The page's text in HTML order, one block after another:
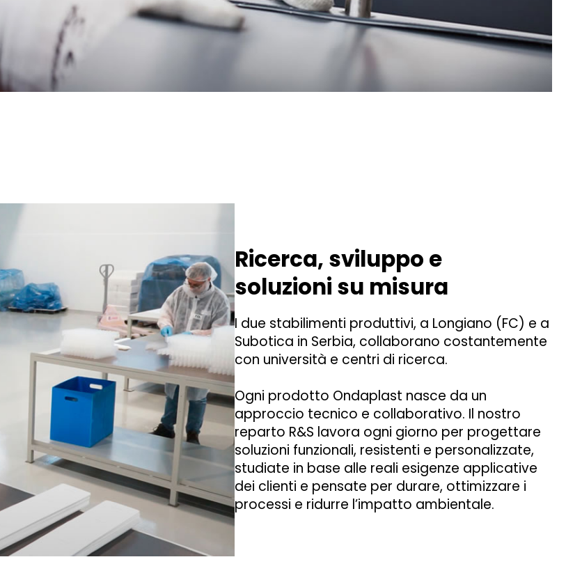
Ricerca, sviluppo e
soluzioni su misura
I due stabilimenti produttivi, a Longiano (FC) e a
Subotica in Serbia, collaborano costantemente
con università e centri di ricerca.
Ogni prodotto Ondaplast nasce da un
approccio tecnico e collaborativo. Il nostro
reparto R&S lavora ogni giorno per progettare
soluzioni funzionali, resistenti e personalizzate,
studiate in base alle reali esigenze applicative
dei clienti e pensate per durare, ottimizzare i
processi e ridurre l’impatto ambientale.